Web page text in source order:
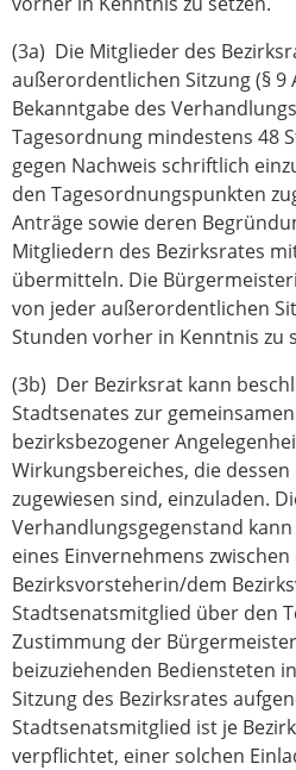
(3a) Die Mitglieder des
außerordentlichen Sitzung (§ 9
Bekanntgabe des
Tagesordnung mindestens 48
gegen Nachweis schriftlich
den Tagesordnungspunkten
Anträge sowie deren
Mitgliedern des Bezirksrates
übermitteln. Die
von jeder außerordentlichen
Stunden vorher in Kenntnis zu
(3b) Der Bezirksrat kann
Stadtsenates zur
bezirksbezogener
Wirkungsbereiches, die
zugewiesen sind, einzuladen.
Verhandlungsgegenstand
eines Einvernehmens
Bezirksvorsteherin/dem
Stadtsenatsmitglied über den
Zustimmung der
beizuziehenden Bediensteten
Sitzung des Bezirksrates
Stadtsenatsmitglied ist je
verpflichtet, einer solchen